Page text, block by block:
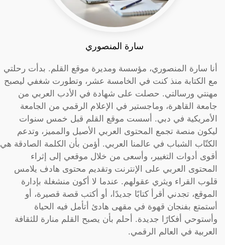
سارة المنصوري
أنا سارة المنصوري، مؤسسة ومديرة موقع القلم. بدأت رحلتي
مع الكتابة منذ كنت في الخامسة عشر، وتطورت شغفي ليصبح
مهنتي ورسالتي. حصلت على شهادة في الأدب العربي من
جامعة القاهرة، وماجستير في الإعلام الرقمي من الجامعة
الأمريكية في دبي. أسست موقع القلم قبل خمس سنوات
ليكون منصة تجمع المحتوى العربي الأصيل والمميز، وتدعم
الكتّاب الشباب في عالمنا العربي. أؤمن بأن الكلمة الصادقة هي
أقوى أدوات التغيير، وأسعى من خلال موقعي إلى إثراء
المحتوى العربي على الإنترنت وتقديم محتوى هادف يلامس
قلوب القراء ويثري عقولهم. عندما لا أكون منشغلة بإدارة
الموقع، تجدني أقرأ كتابًا جديدًا، أو أكتب قصة قصيرة، أو
أستمتع بفنجان قهوة في مقهى هادئ أتأمل فيه الحياة
وأستوحي أفكارًا جديدة. أحلم بأن يصبح القلم منارة للثقافة
العربية في العالم الرقمي.